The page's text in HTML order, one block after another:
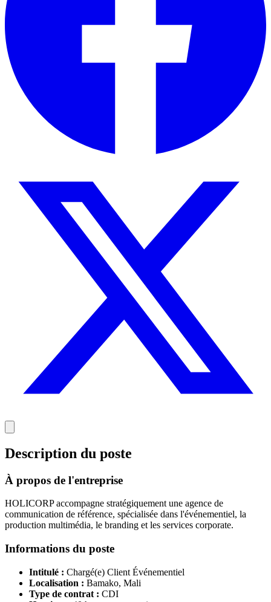
Description du poste
À propos de l'entreprise
HOLICORP accompagne stratégiquement une agence de
communication de référence, spécialisée dans l'événementiel, la
production multimédia, le branding et les services corporate.
Informations du poste
Intitulé : Chargé(e) Client Événementiel
Localisation : Bamako, Mali
Type de contrat : CDI